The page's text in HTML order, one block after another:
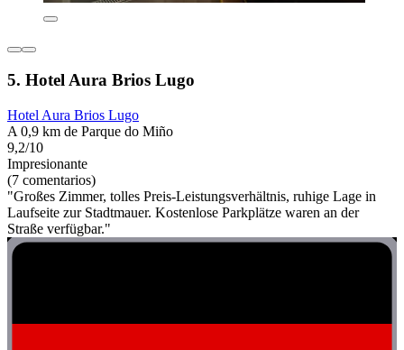
5. Hotel Aura Brios Lugo
Hotel Aura Brios Lugo
A 0,9 km de Parque do Miño
9,2/10
Impresionante
(7 comentarios)
"Großes Zimmer, tolles Preis-Leistungsverhältnis, ruhige Lage in
Laufseite zur Stadtmauer. Kostenlose Parkplätze waren an der
Straße verfügbar."